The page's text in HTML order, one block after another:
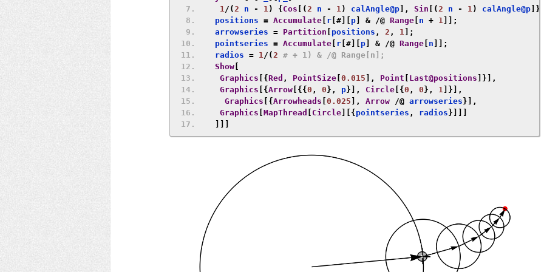
1/(2 n - 1) { Cos [(2 n - 1) calAngle@p ], Sin [(2 n - 1) calAngle@p
   positions
= Accumulate r [#][ p & /@ Range n + 1 ]];
   arrowseries
= Partition positions , 2 , 1 ];
   pointseries
= Accumulate r [#][ p & /@ Range n ]];
   radios
= 1/(2 # + 1) & /@ Range[n];
Show
Graphics [{ Red , PointSize 0.015 ], Point Last@positions ]}],
Graphics [{ Arrow [{{ 0 , 0 }, p}], Circle [{ 0 , 0 }, 1 ]}],
Graphics [{ Arrowheads 0.025 ], Arrow /@ arrowseries }],
Graphics MapThread Circle ][{ pointseries , radios }]]]